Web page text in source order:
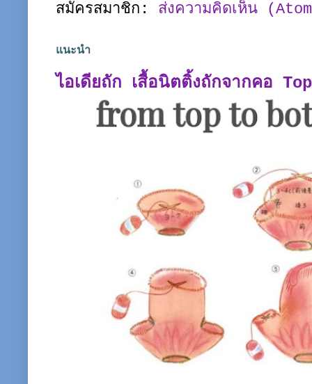
สมัครสมาชิก: ส่งความคิดเห็น
แนะนำ
ไอเดียถัก เสื้อนิตติ้งถักจากคอ